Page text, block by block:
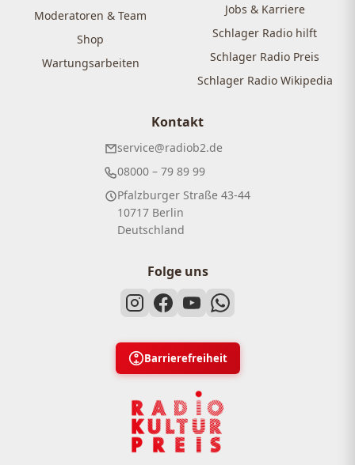
Moderatoren & Team
Shop
Wartungsarbeiten
Jobs & Karriere
Schlager Radio hilft
Schlager Radio Preis
Schlager Radio Wikipedia
Kontakt
service@radiob2.de
08000 – 79 89 99
Pfalzburger Straße 43-44
10717 Berlin
Deutschland
Folge uns
Barrierefreiheit